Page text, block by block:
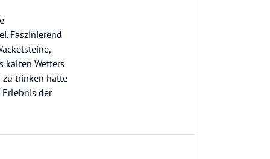
Faszinierend
kalten Wetters
zu trinken hatte
der